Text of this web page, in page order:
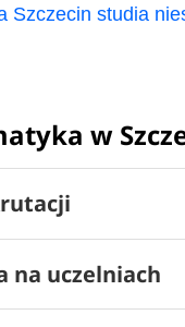
Szczecin studia
w
na uczelniach